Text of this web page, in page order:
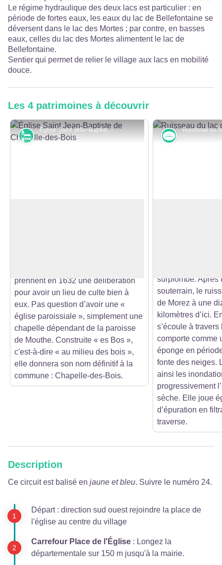
Le régime hydraulique des deux lacs est particulier : en
période de fortes eaux, les eaux du lac de Bellefontaine se
déversent dans le lac des Mortes ; par contre, en basses
eaux, celles du lac des Mortes alimentent le lac de
Bellefontaine.
Sentier qui permet de relier le village aux lacs en mobilité
douce.
Les 4 patrimoines à découvrir
Église Saint Jean-Baptiste de Chapelle-des-Bois - OTPHD
Monuments et architecture
prennent en 1632 une délibération
pour avoir un lieu de culte bien à
eux. Pas question d’avoir une «
église paroissiale », simplement une
chapelle dépendant de la paroisse
de Mouthe. Construite « es Bos »,
c'est-à-dire « au milieu des bois »,
elle donnera son nom définitif à la
commune : Chapelle-des-Bois.
Rivières et
surplombe. Après
souterrain, le
de Morez à une
kilomètres d’ici.
s’écoule à
comporte comme
éponge en
fonte des neiges.
ainsi les
progressivement
sèche. Elle joue
d’épuration en
traverse.
Description
Ce circuit est balisé en jaune et bleu. Suivre le numéro 24.
Départ : direction sud ouest rejoindre la place de
l'église au centre du village
Carrefour Place de l'Église : Longez la
départementale sur 150 m jusqu'à la mairie.